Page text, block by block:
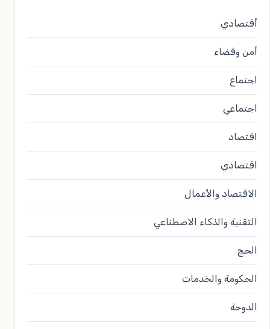
أقتصادي
أمن وقضاء
اجتماع
اجتماعي
اقتصاد
اقتصادي
الاقتصاد والأعمال
التقنية والذكاء الاصطناعي
الحج
الحكومة والخدمات
الدوحة